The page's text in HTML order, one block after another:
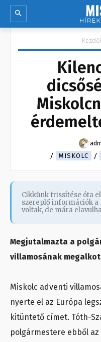
MISKOLC
Cikkünk frissítése óta
szereplő információk
voltak, de mára
Megjutalmazta a
villamosának
Miskolc adventi
nyerte el az Európa
kitüntető címet. Tóth-
polgármestere ebből